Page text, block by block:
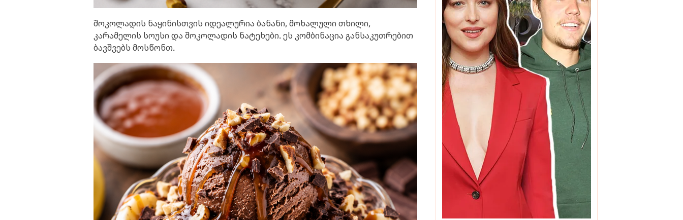
შოკოლადის ნაყინისთვის იდეალურია ბანანი, მოხალული თხილი,
კარამელის სოუსი და შოკოლადის ნატეხები. ეს კომბინაცია განსაკუთრებით
ბავშვებს მოსწონთ.